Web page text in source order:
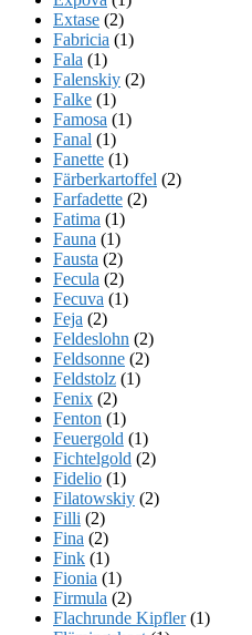
Extase (2)
Fabricia (1)
Fala (1)
Falenskiy (2)
Falke (1)
Famosa (1)
Fanal (1)
Fanette (1)
Färberkartoffel (2)
Farfadette (2)
Fatima (1)
Fauna (1)
Fausta (2)
Fecula (2)
Fecuva (1)
Feja (2)
Feldeslohn (2)
Feldsonne (2)
Feldstolz (1)
Fenix (2)
Fenton (1)
Feuergold (1)
Fichtelgold (2)
Fidelio (1)
Filatowskiy (2)
Filli (2)
Fina (2)
Fink (1)
Fionia (1)
Firmula (2)
Flachrunde Kipfler(1)